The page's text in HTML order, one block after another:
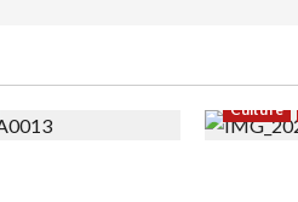
Culture